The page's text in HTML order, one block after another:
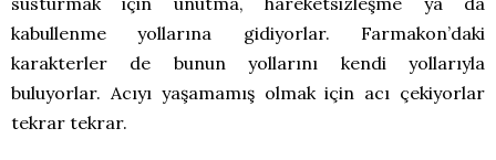
kabullenme yollarına gidiyorlar. Farmakon’daki
karakterler de bunun yollarını kendi yollarıyla
buluyorlar. Acıyı yaşamamış olmak için acı çekiyorlar
tekrar tekrar.